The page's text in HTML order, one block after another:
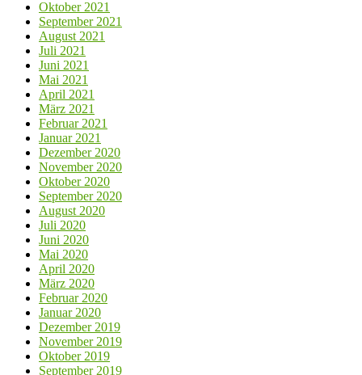
Oktober 2021
September 2021
August 2021
Juli 2021
Juni 2021
Mai 2021
April 2021
März 2021
Februar 2021
Januar 2021
Dezember 2020
November 2020
Oktober 2020
September 2020
August 2020
Juli 2020
Juni 2020
Mai 2020
April 2020
März 2020
Februar 2020
Januar 2020
Dezember 2019
November 2019
Oktober 2019
September 2019